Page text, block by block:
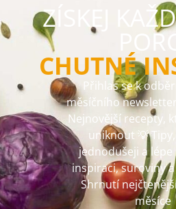
ZÍSKEJ
PORCI
CHUTNÉ
Přihlas se k
měsíčního
Nejnovější recepty,
uniknout 💡
jednodušeji a lépe
inspiraci, suroviny
Shrnutí
měsíce